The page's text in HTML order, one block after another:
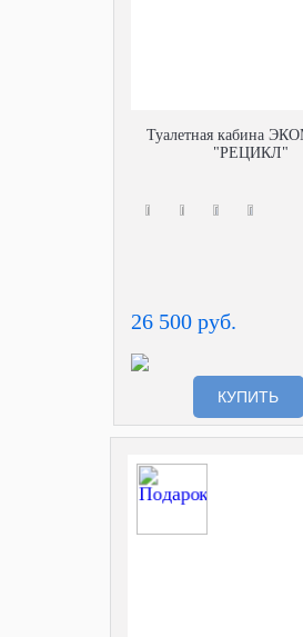
Туалетная кабина
"РЕЦИКЛ"
26 500 руб.
КУПИТЬ